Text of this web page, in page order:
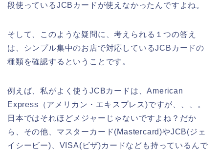
段使っているJCBカードが使えなかったんですよね。
そして、このような疑問に、考えられる１つの答え
は、シンプル集中のお店で対応しているJCBカードの
種類を確認するということです。
例えば、私がよく使うJCBカードは、American
Express（アメリカン・エキスプレス)ですが、、、。
日本ではそれほどメジャーじゃないですよね？だか
ら、その他、マスターカード(Mastercard)やJCB(ジェ
イシービー)、VISA(ビザ)カードなども持っているんで